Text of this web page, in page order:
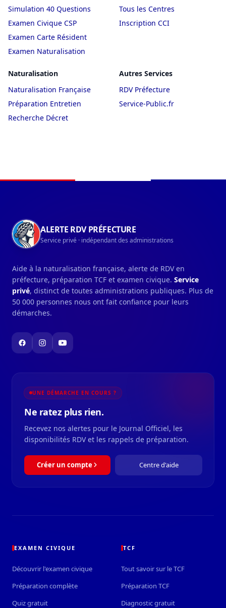
Simulation 40 Questions
Examen Civique CSP
Examen Carte Résident
Examen Naturalisation
Tous les Centres
Inscription CCI
Naturalisation
Naturalisation Française
Préparation Entretien
Recherche Décret
Autres Services
RDV Préfecture
Service-Public.fr
ALERTE RDV PRÉFECTURE
Service privé · indépendant des administrations
Aide à la naturalisation française, alerte de RDV en
préfecture, préparation TCF et examen civique. Service
privé, distinct de toutes administrations publiques. Plus de
50 000 personnes nous ont fait confiance pour leurs
démarches.
UNE DÉMARCHE EN COURS ?
Ne ratez plus rien.
Recevez nos alertes pour le Journal Officiel, les
disponibilités RDV et les rappels de préparation.
Créer un compte Centre d'aide
EXAMEN CIVIQUE
Découvrir l'examen civique
Préparation complète
Quiz gratuit
TCF
Tout savoir sur le TCF
Préparation TCF
Diagnostic gratuit